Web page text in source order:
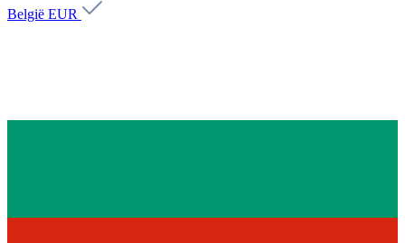
België EUR